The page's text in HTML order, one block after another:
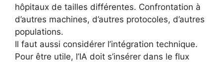
hôpitaux de tailles différentes. Confrontation à
d’autres machines, d’autres protocoles, d’autres
populations.
Il faut aussi considérer l’intégration technique.
Pour être utile, l’IA doit s’insérer dans le flux